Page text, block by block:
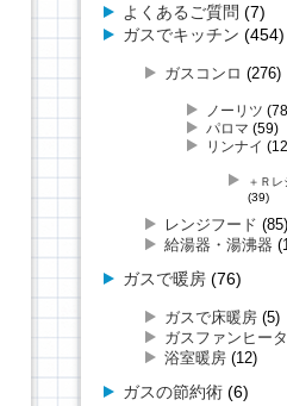
よくあるご質問 (7)
ガスでキッチン (454)
ガスコンロ (276)
ノーリツ
パロマ (59)
リンナイ
＋Ｒレ
(39)
レンジフード (85)
給湯器・湯沸器
ガスで暖房(76)
ガスで床暖房(5)
ガスファンヒー
浴室暖房(12)
ガスの節約術(6)